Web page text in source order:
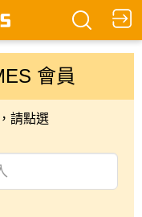
會員
請點選